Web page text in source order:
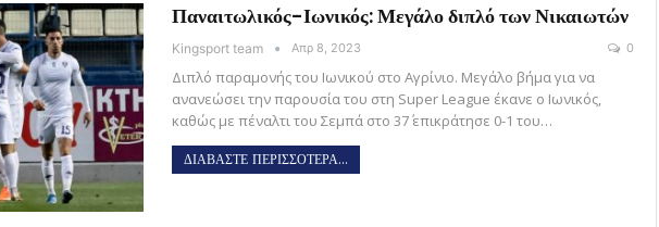
Παναιτωλικός-Ιωνικός: Μεγάλο διπλό των Νικαιωτών
Kingsport team Απρ 8, 2023 0
Διπλό παραμονής του Ιωνικού στο Αγρίνιο. Μεγάλο βήμα για να
ανανεώσει την παρουσία του στη Super League έκανε ο Ιωνικός,
καθώς με πέναλτι του Σεμπά στο 37΄ επικράτησε 0-1 του…
ΔΙΑΒΑΣΤΕ ΠΕΡΙΣΣΟΤΕΡΑ...